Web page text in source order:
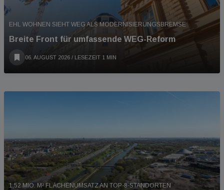
EHL WOHNEN SIEHT WEG ALS MODERNISIERUNGSBREMSE
Breite Front für umfassende WEG-Reform
06. AUGUST 2026 / LESEZEIT 1 MIN
1,52 MIO. M² FLÄCHENUMSATZ AN TOP-8-STANDORTEN